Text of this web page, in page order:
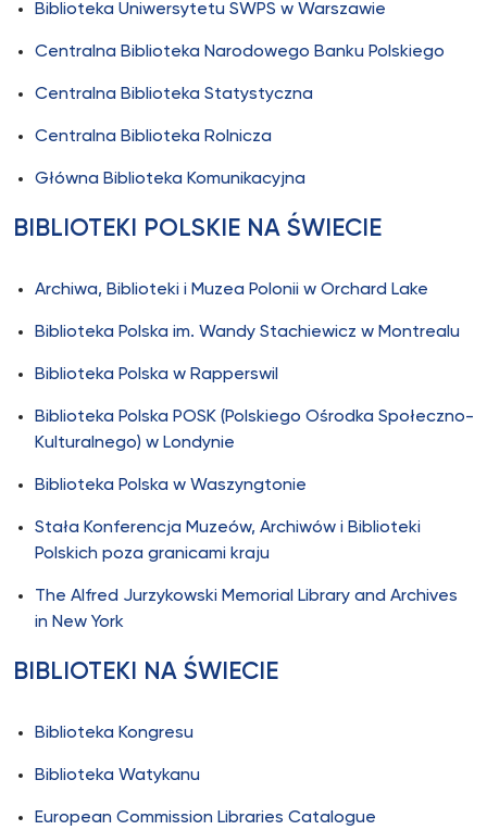
Biblioteka Uniwersytetu SWPS w Warszawie
Centralna Biblioteka Narodowego Banku Polskiego
Centralna Biblioteka Statystyczna
Centralna Biblioteka Rolnicza
Główna Biblioteka Komunikacyjna
BIBLIOTEKI POLSKIE NA ŚWIECIE
Archiwa, Biblioteki i Muzea Polonii w Orchard Lake
Biblioteka Polska im. Wandy Stachiewicz w Montrealu
Biblioteka Polska w Rapperswil
Biblioteka Polska POSK (Polskiego Ośrodka Społeczno-
Kulturalnego) w Londynie
Biblioteka Polska w Waszyngtonie
Stała Konferencja Muzeów, Archiwów i Biblioteki
Polskich poza granicami kraju
The Alfred Jurzykowski Memorial Library and Archives
in New York
BIBLIOTEKI NA ŚWIECIE
Biblioteka Kongresu
Biblioteka Watykanu
European Commission Libraries Catalogue